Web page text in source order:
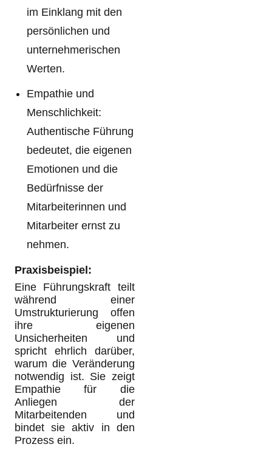
im Einklang mit den
persönlichen und
unternehmerischen
Werten.
Empathie und
Menschlichkeit:
Authentische Führung
bedeutet, die eigenen
Emotionen und die
Bedürfnisse der
Mitarbeiterinnen und
Mitarbeiter ernst zu
nehmen.
Praxisbeispiel:
Eine Führungskraft teilt
während einer
Umstrukturierung offen
ihre eigenen
Unsicherheiten und
spricht ehrlich darüber,
warum die Veränderung
notwendig ist. Sie zeigt
Empathie für die
Anliegen der
Mitarbeitenden und
bindet sie aktiv in den
Prozess ein.